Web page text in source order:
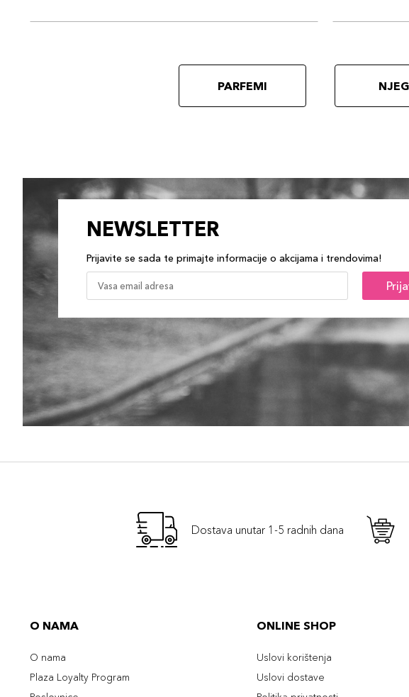
PARFEMI
NEWSLETTER
Prijavite se sada te primajte informacije o akcijama i trendovima!
Dostava unutar 1-5 radnih dana
O NAMA
O nama
Plaza Loyalty Program
ONLINE SHOP
Uslovi korištenja
Uslovi dostave